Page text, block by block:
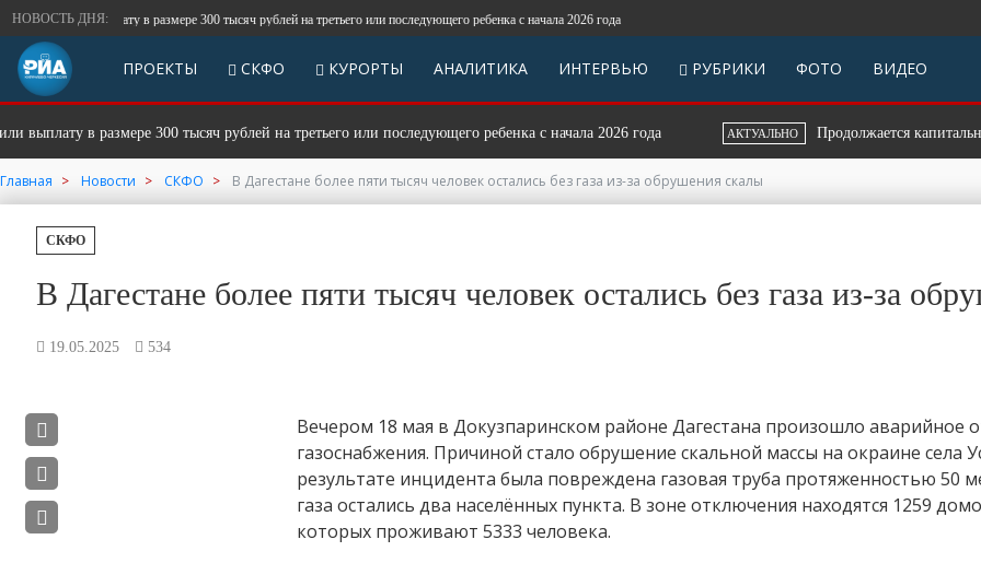
НОВОСТЬ ДНЯ:
выплату в размере 300 тысяч рублей на третьего или последующего ребенка с начала 2026 года
ПРОЕКТЫ СКФО КУРОРТЫ АНАЛИТИКА ИНТЕРВЬЮ РУБРИКИ ФОТО ВИДЕО
в размере 300 тысяч рублей на третьего или последующего ребенка с начала 2026 года АКТУАЛЬНО Продолжается капитальный
Главная Новости СКФО В Дагестане более пяти тысяч человек остались без газа из-за обрушения скалы
СКФО
В Дагестане более пяти тысяч человек остались без газа из-за
19.05.2025 534
Вечером 18 мая в Докузпаринском районе Дагестана произошло аварийное
газоснабжения. Причиной стало обрушение скальной массы на окраине села
результате инцидента была повреждена газовая труба протяженностью 50
газа остались два населённых пункта. В зоне отключения находятся 1259
которых проживают 5333 человека.